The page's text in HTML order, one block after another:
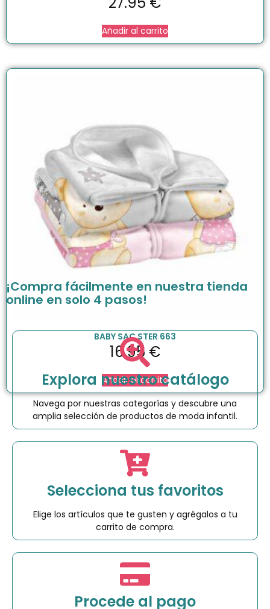
Añadir al carrito
BABY SAC STER 663
16.95 €
Añadir al carrito
¡Compra fácilmente en nuestra tienda
online en solo 4 pasos!
Explora nuestro catálogo
Navega por nuestras categorías y descubre una
amplia selección de productos de moda infantil.
Selecciona tus favoritos
Elige los artículos que te gusten y agrégalos a tu
carrito de compra.
Procede al pago